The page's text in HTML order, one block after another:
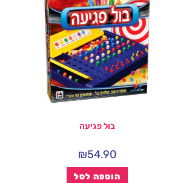
בול פגיעה
₪54.90
הוספה לסל